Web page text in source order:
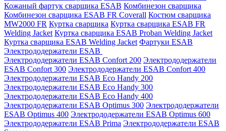
Кожаный фартук сварщика ESAB Комбинезон сварщика
Комбинезон сварщика ESAB FR Coverall Костюм сварщика
MW2000 FR Куртка сварщика Куртка сварщика ESAB FR
Welding Jacket Куртка сварщика ESAB Proban Welding Jacket
Куртка сварщика ESAB Welding Jacket Фартуки ESAB
Электрододержатели ESAB
Электрододержатели ESAB Confort 200 Электрододержатели
ESAB Confort 300 Электрододержатели ESAB Confort 400
Электрододержатели ESAB Eco Handy 200
Электрододержатели ESAB Eco Handy 300
Электрододержатели ESAB Eco Handy 400
Электрододержатели ESAB Optimus 300 Электрододержатели
ESAB Optimus 400 Электрододержатели ESAB Optimus 600
Электрододержатели ESAB Prima Электрододержатели ESAB